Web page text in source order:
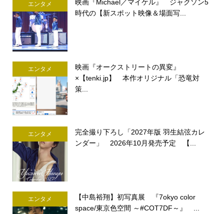
エンタメ
映画『Michael／マイケル』 ジャクソン5
時代の【新スポット映像＆場面写...
エンタメ
映画『オークストリートの異変』
×【tenki.jp】 本作オリジナル「恐竜対
策...
エンタメ
完全撮り下ろし「2027年版 羽生結弦カレ
ンダー」 2026年10月発売予定 【...
エンタメ
【中島裕翔】初写真展 『7okyo color
space/東京色空間 ～#COT7DF～』 ...